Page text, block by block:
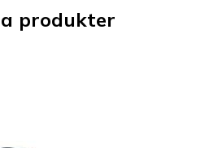
produkter